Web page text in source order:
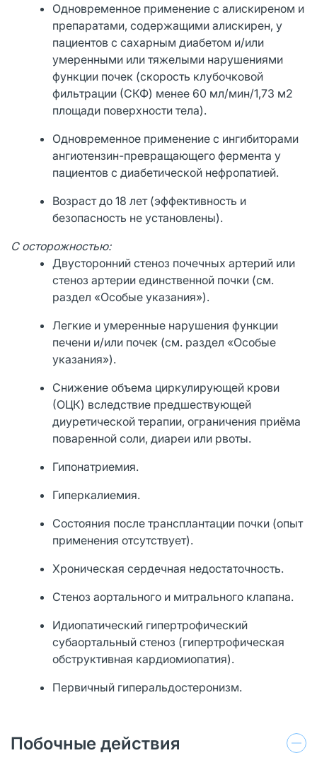
Одновременное применение с алискиреном и
препаратами, содержащими алискирен, у
пациентов с сахарным диабетом и/или
умеренными или тяжелыми нарушениями
функции почек (скорость клубочковой
фильтрации (СКФ) менее 60 мл/мин/1,73 м2
площади поверхности тела).
Одновременное применение с ингибиторами
ангиотензин-превращающего фермента у
пациентов с диабетической нефропатией.
Возраст до 18 лет (эффективность и
безопасность не установлены).
С осторожностью:
Двусторонний стеноз почечных артерий или
стеноз артерии единственной почки (см.
раздел «Особые указания»).
Легкие и умеренные нарушения функции
печени и/или почек (см. раздел «Особые
указания»).
Снижение объема циркулирующей крови
(ОЦК) вследствие предшествующей
диуретической терапии, ограничения приёма
поваренной соли, диареи или рвоты.
Гипонатриемия.
Гиперкалиемия.
Состояния после трансплантации почки (опыт
применения отсутствует).
Хроническая сердечная недостаточность.
Стеноз аортального и митрального клапана.
Идиопатический гипертрофический
субаортальный стеноз (гипертрофическая
обструктивная кардиомиопатия).
Первичный гиперальдостеронизм.
Побочные действия